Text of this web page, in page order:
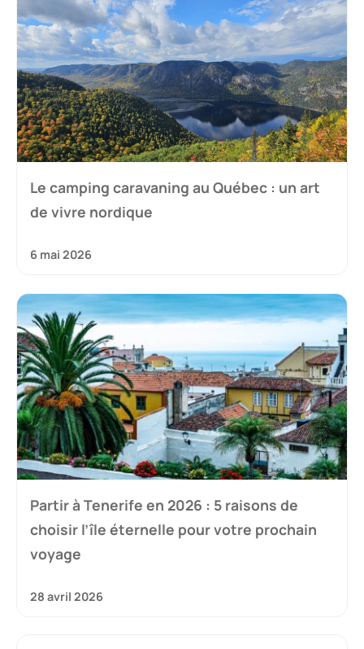
Le camping caravaning au Québec : un art
de vivre nordique
6 mai 2026
Partir à Tenerife en 2026 : 5 raisons de
choisir l’île éternelle pour votre prochain
voyage
28 avril 2026